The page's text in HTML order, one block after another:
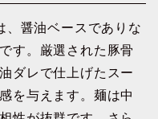
、醤油ベースでありな
す。厳選された豚骨
ダレで仕上げたスー
を与えます。麺は中